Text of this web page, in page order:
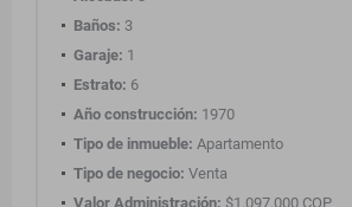
Baños: 3
Garaje: 1
Estrato: 6
Año construcción: 1970
Tipo de inmueble: Apartamento
Tipo de negocio: Venta
Valor Administración: $1.097.000 COP